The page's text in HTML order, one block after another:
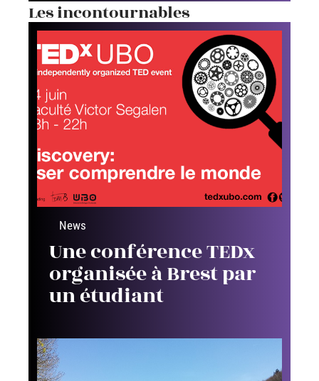
Les incontournables
News
Une conférence TEDx
organisée à Brest par
un étudiant